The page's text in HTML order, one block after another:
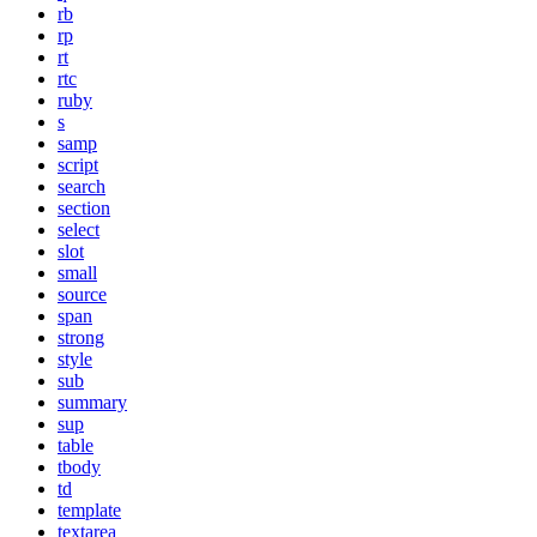
rb
rp
rt
rtc
ruby
s
samp
script
search
section
select
slot
small
source
span
strong
style
sub
summary
sup
table
tbody
td
template
textarea